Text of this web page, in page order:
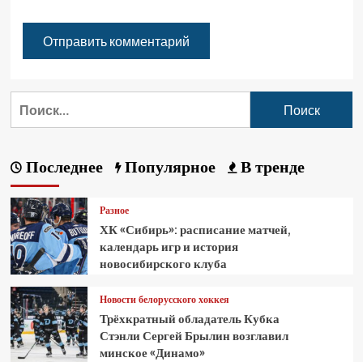
Последнее Популярное В тренде
Разное
ХК «Сибирь»: расписание матчей,
календарь игр и история
новосибирского клуба
Новости белорусского хоккея
Трёхкратный обладатель Кубка
Стэнли Сергей Брылин возглавил
минское «Динамо»